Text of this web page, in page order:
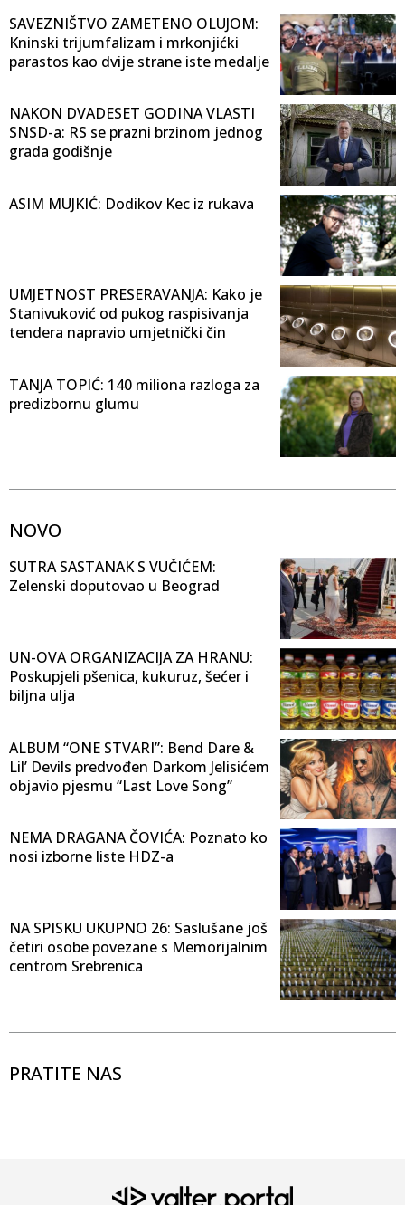
SAVEZNIŠTVO ZAMETENO OLUJOM:
Kninski trijumfalizam i mrkonjićki
parastos kao dvije strane iste medalje
NAKON DVADESET GODINA VLASTI
SNSD-a: RS se prazni brzinom jednog
grada godišnje
ASIM MUJKIĆ: Dodikov Kec iz rukava
UMJETNOST PRESERAVANJA: Kako je
Stanivuković od pukog raspisivanja
tendera napravio umjetnički čin
TANJA TOPIĆ: 140 miliona razloga za
predizbornu glumu
NOVO
SUTRA SASTANAK S VUČIĆEM:
Zelenski doputovao u Beograd
UN-OVA ORGANIZACIJA ZA HRANU:
Poskupjeli pšenica, kukuruz, šećer i
biljna ulja
ALBUM “ONE STVARI”: Bend Dare &
Lil’ Devils predvođen Darkom Jelisićem
objavio pjesmu “Last Love Song”
NEMA DRAGANA ČOVIĆA: Poznato ko
nosi izborne liste HDZ-a
NA SPISKU UKUPNO 26: Saslušane još
četiri osobe povezane s Memorijalnim
centrom Srebrenica
PRATITE NAS